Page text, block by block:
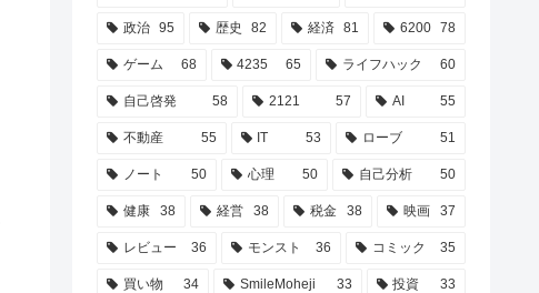
政治 95 歴史 82 経済 81 6200 78
ゲーム 68 4235 65 ライフハック 60
自己啓発 58 2121 57 AI 55
不動産 55 IT 53 ローブ 51
ノート 50 心理 50 自己分析 50
健康 38 経営 38 税金 38 映画 37
レビュー 36 モンスト 36 コミック 35
買い物 34 SmileMoheji 33 投資 33